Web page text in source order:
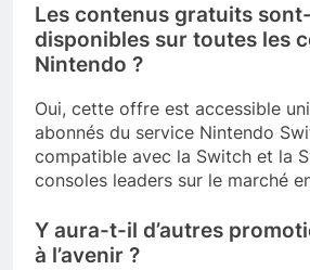
Les contenus gratuits
disponibles sur toutes les
Nintendo ?
Oui, cette offre est accessible
abonnés du service Nintendo
compatible avec la Switch et la
consoles leaders sur le marché
Y aura-t-il d’autres
à l’avenir ?